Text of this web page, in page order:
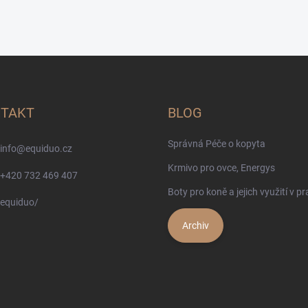
info@equiduo.cz
+420 732 469 407
equiduo/
BLOG
Správná Péče o kopyta
Krmivo pro ovce, Energys
Boty pro koně a jejich využití v
Archiv